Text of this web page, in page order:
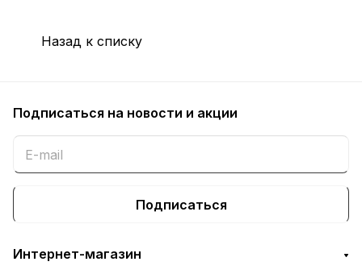
Назад к списку
Подписаться на новости и акции
Подписаться
Интернет-магазин